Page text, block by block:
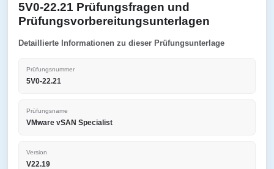
5V0-22.21 Prüfungsfragen und
Prüfungsvorbereitungsunterlagen
Detaillierte Informationen zu dieser Prüfungsunterlage
Prüfungsnummer
5V0-22.21
Prüfungsname
VMware vSAN Specialist
Version
V22.19